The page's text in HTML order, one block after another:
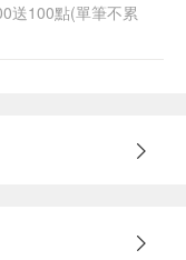
送100點(單筆不累